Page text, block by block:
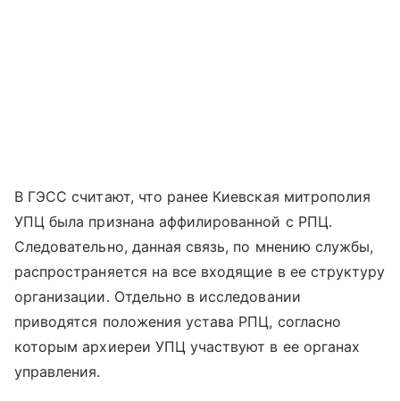
В ГЭСС считают, что ранее Киевская митрополия
УПЦ была признана аффилированной с РПЦ.
Следовательно, данная связь, по мнению службы,
распространяется на все входящие в ее структуру
организации. Отдельно в исследовании
приводятся положения устава РПЦ, согласно
которым архиереи УПЦ участвуют в ее органах
управления.